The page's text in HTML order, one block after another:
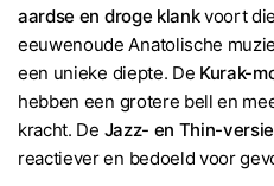
aardse en droge klankvoort
eeuwenoude Anatolische
een unieke diepte. De Kurak-
hebben een grotere bell en
kracht. De Jazz- en Thin-
reactiever en bedoeld voor